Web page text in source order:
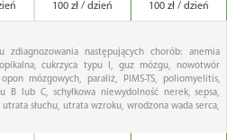
100 zł / dzień 100 zł / dzień
zdiagnozowania następujących chorób: anemia
cukrzyca typu I, guz mózgu, nowotwór
mózgowych, paraliż, PIMS-TS, poliomyelitis,
B lub C, schyłkowa niewydolność nerek, sepsa,
słuchu, utrata wzroku, wrodzona wada serca,